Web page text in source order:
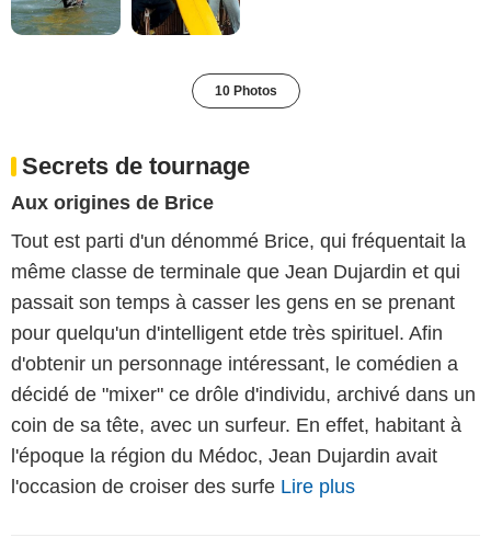
10 Photos
Secrets de tournage
Aux origines de Brice
Tout est parti d'un dénommé Brice, qui fréquentait la
même classe de terminale que Jean Dujardin et qui
passait son temps à casser les gens en se prenant
pour quelqu'un d'intelligent etde très spirituel. Afin
d'obtenir un personnage intéressant, le comédien a
décidé de "mixer" ce drôle d'individu, archivé dans un
coin de sa tête, avec un surfeur. En effet, habitant à
l'époque la région du Médoc, Jean Dujardin avait
l'occasion de croiser des surfe Lire plus